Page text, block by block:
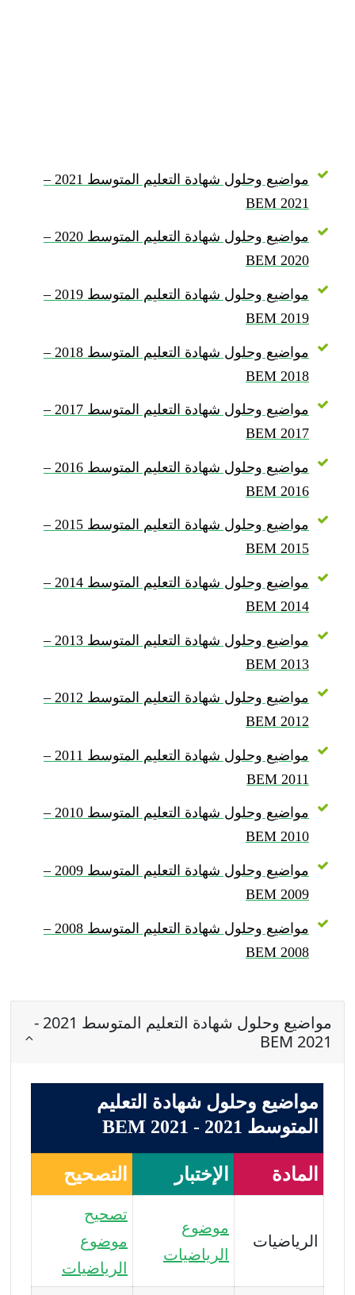
مواضيع وحلول شهادة التعليم المتوسط 2021 –
BEM 2021
مواضيع وحلول شهادة التعليم المتوسط 2020 –
BEM 2020
مواضيع وحلول شهادة التعليم المتوسط 2019 –
BEM 2019
مواضيع وحلول شهادة التعليم المتوسط 2018 –
BEM 2018
مواضيع وحلول شهادة التعليم المتوسط 2017 –
BEM 2017
مواضيع وحلول شهادة التعليم المتوسط 2016 –
BEM 2016
مواضيع وحلول شهادة التعليم المتوسط 2015 –
BEM 2015
مواضيع وحلول شهادة التعليم المتوسط 2014 –
BEM 2014
مواضيع وحلول شهادة التعليم المتوسط 2013 –
BEM 2013
مواضيع وحلول شهادة التعليم المتوسط 2012 –
BEM 2012
مواضيع وحلول شهادة التعليم المتوسط 2011 –
BEM 2011
مواضيع وحلول شهادة التعليم المتوسط 2010 –
BEM 2010
مواضيع وحلول شهادة التعليم المتوسط 2009 –
BEM 2009
مواضيع وحلول شهادة التعليم المتوسط 2008 –
BEM 2008
مواضيع وحلول شهادة التعليم المتوسط 2021 -
BEM 2021
مواضيع وحلول شهادة التعليم
المتوسط 2021 - BEM 2021
المادة الإختبار التصحيح
الرياضيات
موضوع
الرياضيات
تصحيح
موضوع
الرياضيات